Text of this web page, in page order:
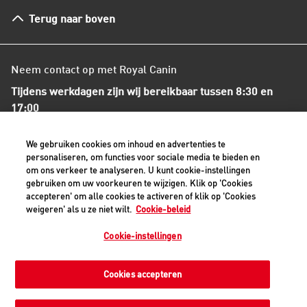
Terug naar boven
Algemene voorwaarden
Neem contact op met Royal Canin
Tijdens werkdagen zijn wij bereikbaar tussen 8:30 en
17:00
+31(0)413-318418
Contact met ons opnemen
Veilige betaalmethoden - alle bedragen zijn inclusief BTW
Cookiemelding Juridisch
Cookie-instellingen
We gebruiken cookies om inhoud en advertenties te
personaliseren, om functies voor sociale media te bieden en
om ons verkeer te analyseren. U kunt cookie-instellingen
gebruiken om uw voorkeuren te wijzigen. Klik op 'Cookies
accepteren' om alle cookies te activeren of klik op 'Cookies
weigeren' als u ze niet wilt. Cookie-beleid
Cookie-instellingen
Cookies accepteren